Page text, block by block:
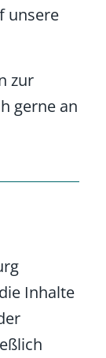
unsere
zur
gerne an
Inhalte